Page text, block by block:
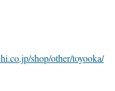
shop/other/toyooka/